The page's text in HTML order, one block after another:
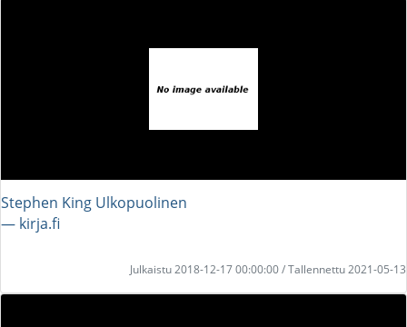
Stephen King Ulkopuolinen
― kirja.fi
Julkaistu 2018-12-17 00:00:00 / Tallennettu 2021-05-13